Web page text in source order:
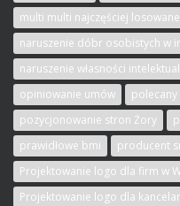
multi multi najczęściej
naruszenie dóbr osobistych w
naruszenie własności
opiniowanie umów
polecany
pozycjonowanie stron Żory
prawidłowe bmi
producent
Projektowanie logo dla firm w
Projektowanie logo dla